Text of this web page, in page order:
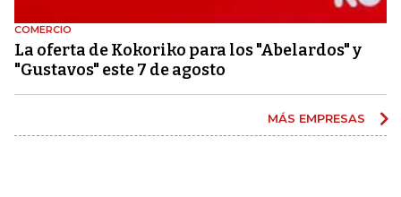
COMERCIO
La oferta de Kokoriko para los "Abelardos" y
"Gustavos" este 7 de agosto
MÁS EMPRESAS